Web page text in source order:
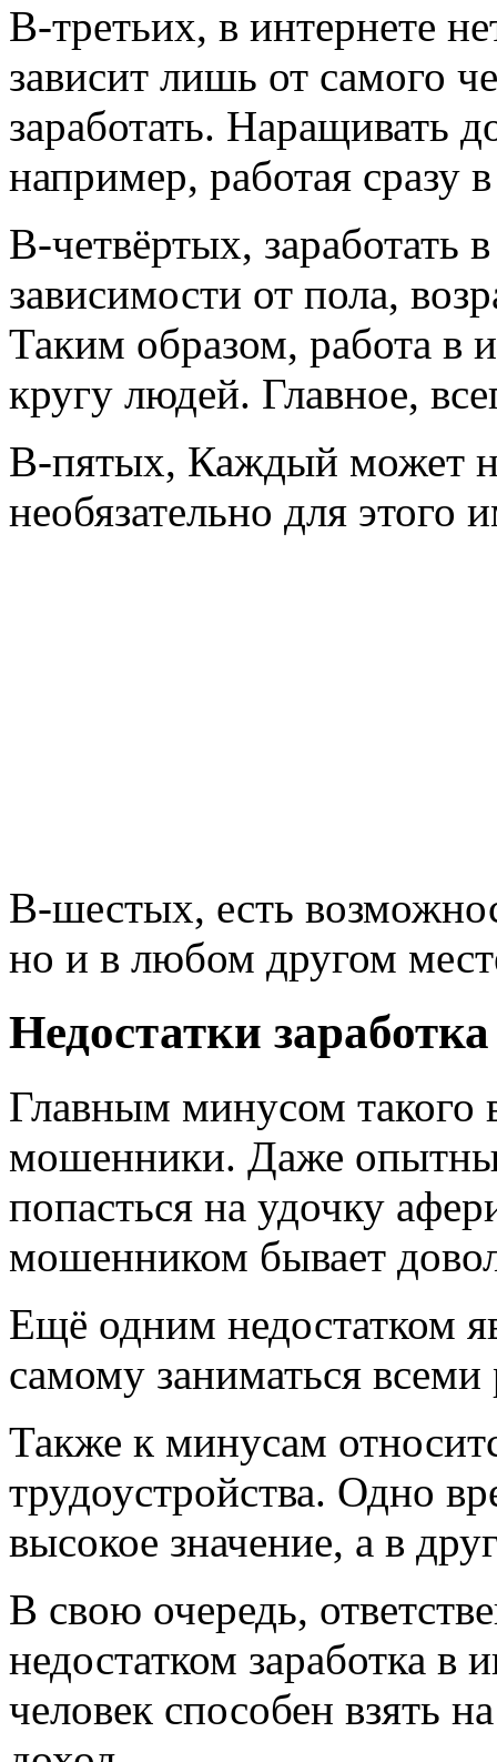
В-третьих, в интернете
зависит лишь от самого
заработать. Наращивать
например, работая сразу
В-четвёртых, заработать
зависимости от пола,
Таким образом, работа в
кругу людей. Главное,
В-пятых, Каждый может
необязательно для этого
В-шестых, есть
но и в любом другом
Недостатки
Главным минусом такого
мошенники. Даже
попасться на удочку
мошенником бывает
Ещё одним недостатком
самому заниматься
Также к минусам
трудоустройства. Одно
высокое значение, а в
В свою очередь,
недостатком заработка в
человек способен взять